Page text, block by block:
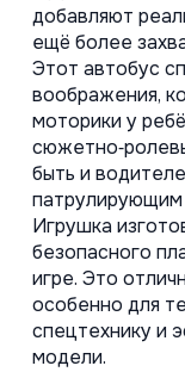
добавляют
ещё более
Этот автобус
воображения,
моторики у
быть и
патрулирующим
Игрушка
безопасного
игре. Это
особенно для
спецтехнику и
модели.